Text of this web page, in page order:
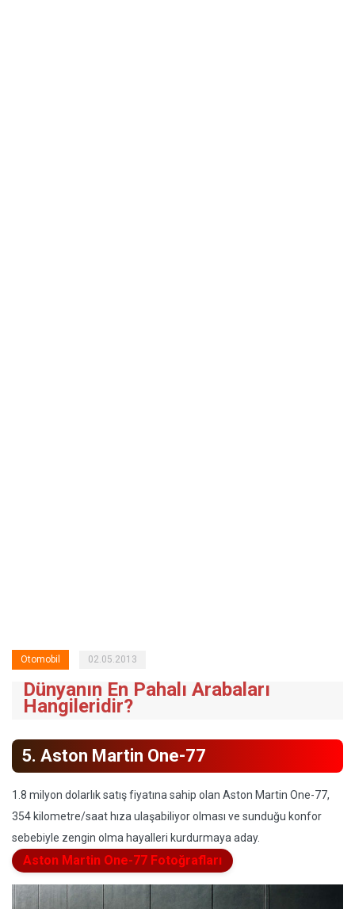
Otomobil 02.05.2013
Dünyanın En Pahalı Arabaları
Hangileridir?
5. Aston Martin One-77
1.8 milyon dolarlık satış fiyatına sahip olan Aston Martin One-77,
354 kilometre/saat hıza ulaşabiliyor olması ve sunduğu konfor
sebebiyle zengin olma hayalleri kurdurmaya aday.
Aston Martin One-77 Fotoğrafları